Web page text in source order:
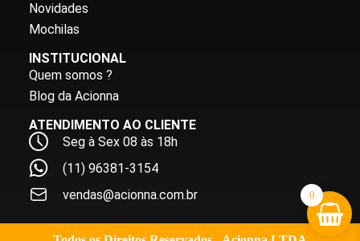
Novidades
Mochilas
INSTITUCIONAL
Quem somos ?
Blog da Acionna
ATENDIMENTO AO CLIENTE
Seg à Sex 08 às 18h
(11) 96381-3154
vendas@acionna.com.br
0